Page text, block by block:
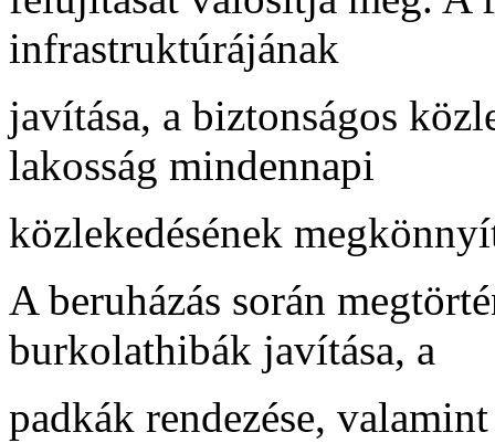
infrastruktúrájának
javítása, a biztonságos
lakosság mindennapi
közlekedésének
A beruházás során
burkolathibák javítása, a
padkák rendezése,